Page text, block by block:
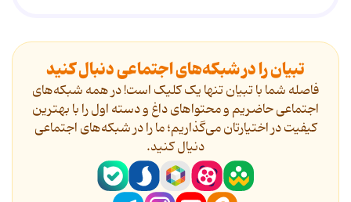
تبیان را در شبکه‌های اجتماعی دنبال کنید
فاصله شما با تبیان تنها یک کلیک است! در همه شبکه‌های
اجتماعی حاضریم و محتواهای داغ و دسته اول را با بهترین
کیفیت در اختیارتان می‌گذاریم؛ ما را در شبکه‌های اجتماعی
دنیال کنید.